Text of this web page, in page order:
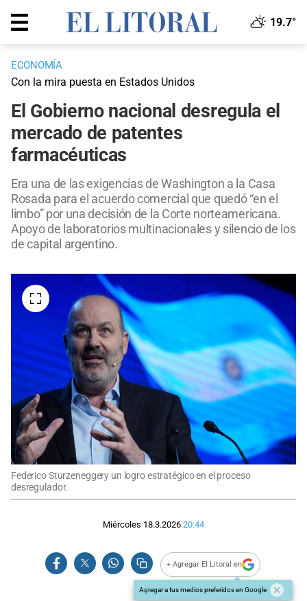
19.7°
ECONOMÍA
Con la mira puesta en Estados Unidos
El Gobierno nacional desregula el
mercado de patentes
farmacéuticas
Era una de las exigencias de Washington a la Casa
Rosada para el acuerdo comercial que quedó “en el
limbo” por una decisión de la Corte norteamericana.
Apoyo de laboratorios multinacionales y silencio de los
de capital argentino.
Federico Sturzeneggery un logro estratégico en el proceso
desregulador.
Miércoles 18.3.2026 20:44
+ Agregar El Litoral en
Agregar a tus medios preferidos en Google